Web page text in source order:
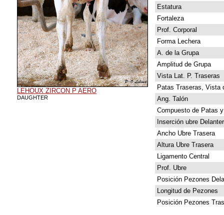
LEHOUX ZIRCON P AERO
DAUGHTER
Estatura
Fortaleza
Prof. Corporal
Forma Lechera
A. de la Grupa
Amplitud de Grupa
Vista Lat. P. Traseras
Patas Traseras, Vista
Ang. Talón
Compuesto de Patas
Inserción ubre
Ancho Ubre Trasera
Altura Ubre Trasera
Ligamento Central
Prof. Ubre
Posición Pezones
Longitud de Pezones
Posición Pezones